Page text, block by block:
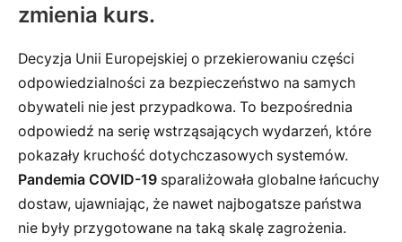
zmienia kurs.
Decyzja Unii Europejskiej o przekierowaniu części
odpowiedzialności za bezpieczeństwo na samych
obywateli nie jest przypadkowa. To bezpośrednia
odpowiedź na serię wstrząsających wydarzeń, które
pokazały kruchość dotychczasowych systemów.
Pandemia COVID-19 sparaliżowała globalne łańcuchy
dostaw, ujawniając, że nawet najbogatsze państwa
nie były przygotowane na taką skalę zagrożenia.